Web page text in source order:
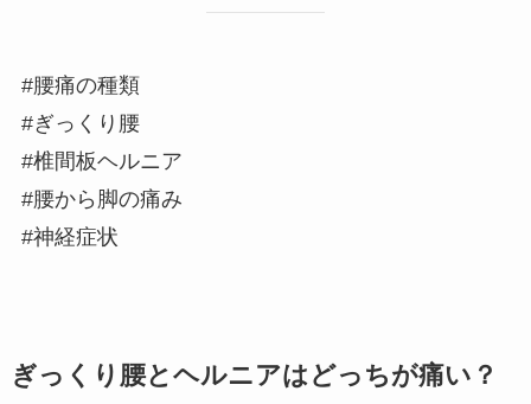
#腰痛の種類
#ぎっくり腰
#椎間板ヘルニア
#腰から脚の痛み
#神経症状
ぎっくり腰とヘルニアはどっちが痛い？